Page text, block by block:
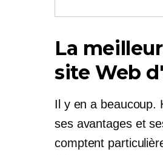
La
site Web
Il y en a beaucoup.
ses avantages et
comptent